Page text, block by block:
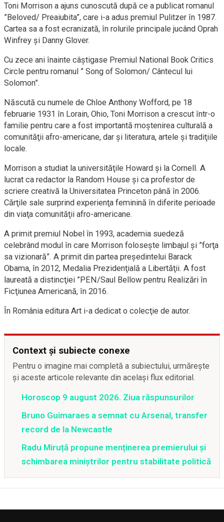
Toni Morrison a ajuns cunoscută după ce a publicat romanul
”Beloved/ Preaiubita”, care i-a adus premiul Pulitzer în 1987.
Cartea sa a fost ecranizată, în rolurile principale jucând Oprah
Winfrey şi Danny Glover.
Cu zece ani înainte câştigase Premiul National Book Critics
Circle pentru romanul ” Song of Solomon/ Cântecul lui
Solomon”.
Născută cu numele de Chloe Anthony Wofford, pe 18
februarie 1931 în Lorain, Ohio, Toni Morrison a crescut într-o
familie pentru care a fost importantă moştenirea culturală a
comunităţii afro-americane, dar şi literatura, artele şi tradiţiile
locale.
Morrison a studiat la universităţile Howard şi la Cornell. A
lucrat ca redactor la Random House şi ca profestor de
scriere creativă la Universitatea Princeton până în 2006.
Cărţile sale surprind experienţa feminină în diferite perioade
din viaţa comunităţii afro-americane.
A primit premiul Nobel în 1993, academia suedeză
celebrând modul în care Morrison foloseşte limbajul şi ”forţa
sa vizionară”. A primit din partea preşedintelui Barack
Obama, în 2012, Medalia Prezidenţială a Libertăţii. A fost
laureată a distincţiei ”PEN/Saul Bellow pentru Realizări în
Ficţiunea Americană, în 2016.
În România editura Art i-a dedicat o colecţie de autor.
Context și subiecte conexe
Pentru o imagine mai completă a subiectului, urmărește
și aceste articole relevante din același flux editorial.
Horoscop 9 august 2026. Ziua răspunsurilor
Bruno Guimaraes a semnat cu Arsenal, transfer
record de la Newcastle
Radu Miruță propune menținerea premierului și
schimbarea miniștrilor pentru stabilitate politică